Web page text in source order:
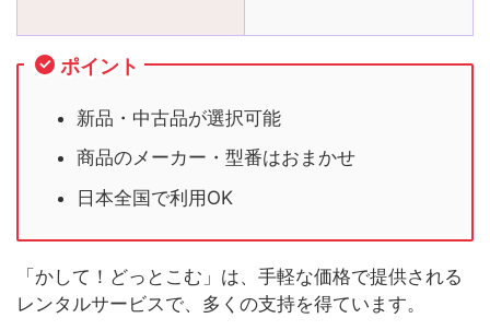
ポイント
新品・中古品が選択可能
商品のメーカー・型番はおまかせ
日本全国で利用OK
「かして！どっとこむ」は、手軽な価格で提供される
レンタルサービスで、多くの支持を得ています。